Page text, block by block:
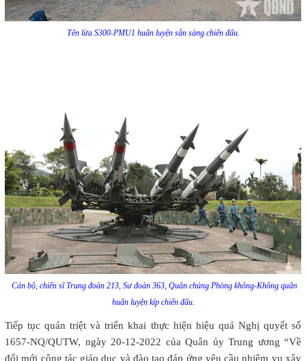
Tên lửa S300-PMU1 huấn luyện sẵn sàng chiến đấu.
Cán bộ, chiến sĩ Trung đoàn 213, Sư đoàn 363, Quân chủng Phòng không-Không quân
huấn luyện kíp chiến đấu.
Tiếp tục quán triệt và triển khai thực hiện hiệu quả Nghị quyết số
1657-NQ/QUTW, ngày 20-12-2022 của Quân ủy Trung ương “Về
đổi mới công tác giáo dục và đào tạo đáp ứng yêu cầu nhiệm vụ xây